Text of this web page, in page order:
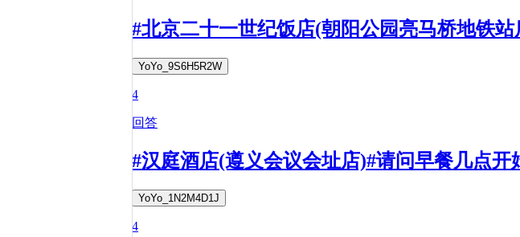
#北京二十一世纪饭店(朝阳公园亮马桥地铁站
YoYo_9S6H5R2W
4
回答
#汉庭酒店(遵义会议会址店)#请问早餐几点开
YoYo_1N2M4D1J
4